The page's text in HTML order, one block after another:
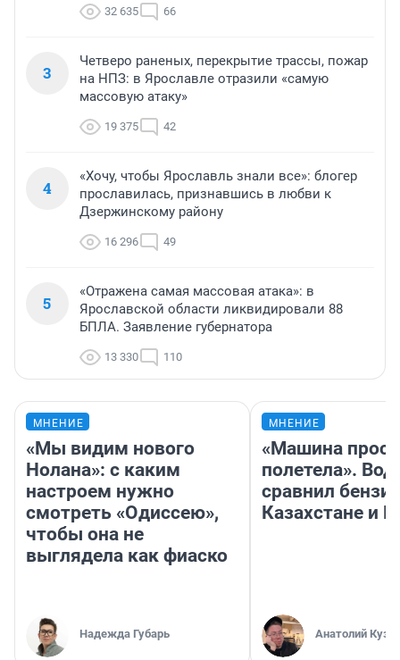
32 635 66
3
Четверо раненых, перекрытие трассы, пожар
на НПЗ: в Ярославле отразили «самую
массовую атаку»
19 375 42
4
«Хочу, чтобы Ярославль знали все»: блогер
прославилась, признавшись в любви к
Дзержинскому району
16 296 49
5
«Отражена самая массовая атака»: в
Ярославской области ликвидировали 88
БПЛА. Заявление губернатора
13 330 110
МНЕНИЕ
«Мы видим нового
Нолана»: с каким
настроем нужно
смотреть «Одиссею»,
чтобы она не
выглядела как фиаско
Надежда Губарь
МНЕНИЕ
«Машина
полетела».
сравнил
Казахстане и
Анатолий